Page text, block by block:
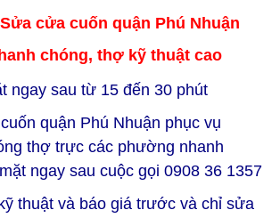
cửa cuốn quận Phú Nhuận
chóng, thợ kỹ thuật cao
ngay sau từ 15 đến 30 phút
quận Phú Nhuận phục vụ
thợ trực các phường nhanh
ngay sau cuộc gọi 0908 36 1357
thuật và báo giá trước và chỉ sửa